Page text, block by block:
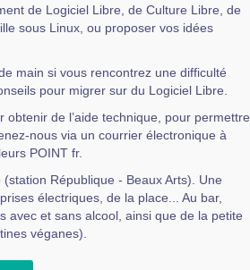
de Logiciel Libre, de Culture Libre, de
sous Linux, ou proposer vos idées
main si vous rencontrez une difficulté
pour migrer sur du Logiciel Libre.
de l’aide technique, pour permettre
nous via un courrier électronique à
POINT fr.
République - Beaux Arts). Une
électriques, de la place... Au bar,
avec et sans alcool, ainsi que de la petite
véganes).